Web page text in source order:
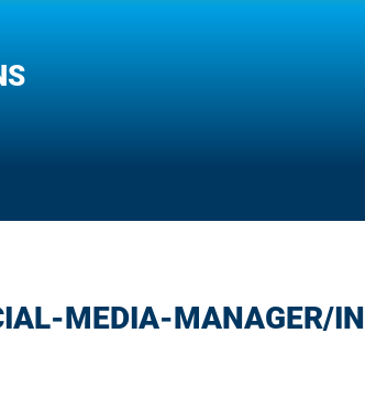
MEDIA-MANAGER/IN